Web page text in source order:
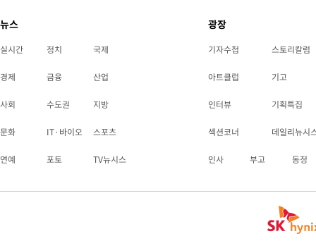
뉴스
실시간 정치 국제
경제 금융 산업
사회 수도권 지방
문화 IT·바이오 스포츠
연예 포토 TV뉴시스
광장
기자수첩 스토리칼럼
아트클럽 기고
인터뷰 기획특집
섹션코너 데일리뉴시
인사 부고 동정